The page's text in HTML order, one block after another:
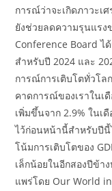
การณ์ว่าจะเกิดภาวะเ
ยังช่วยลดความรุนแรง
Conference Board ไ
สำหรับปี 2024 และ
การณ์การเติบโตทั่วโล
คาดการณ์ของเราในเ
เพิ่มขึ้นจาก 2.9% ในเ
ไว้ก่อนหน้านี้สำหรับปี
โน้มการเติบโตของ
เล็กน้อยในอีกสองปีข้า
แพร่โดย Our World